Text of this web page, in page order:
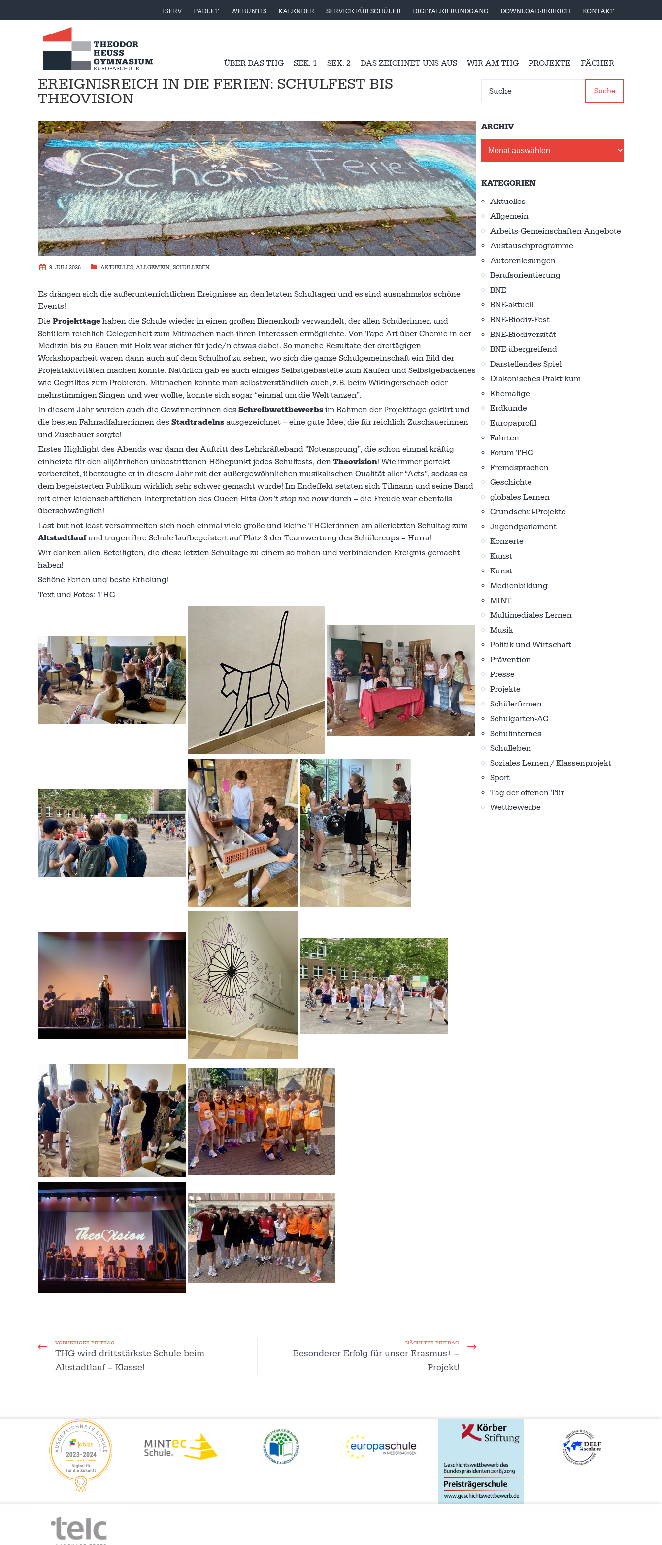
ISERV PADLET WEBUNTIS KALENDER SERVICE FÜR SCHÜLER DIGITALER RUNDGANG DOWNLOAD-BEREICH KONTAKT
ÜBER DAS THG SEK. 1 SEK. 2 DAS ZEICHNET UNS AUS WIR AM THG PROJEKTE FÄCHER
EREIGNISREICH IN DIE FERIEN: SCHULFEST BIS
THEOVISION
9. JULI 2026 AKTUELLES, ALLGEMEIN, SCHULLEBEN
Es drängen sich die außerunterrichtlichen Ereignisse an den letzten Schultagen und es sind ausnahmslos schöne
Events!
Die Projekttage haben die Schule wieder in einen großen Bienenkorb verwandelt, der allen Schülerinnen und
Schülern reichlich Gelegenheit zum Mitmachen nach ihren Interessen ermöglichte. Von Tape Art über Chemie in der
Medizin bis zu Bauen mit Holz war sicher für jede/n etwas dabei. So manche Resultate der dreitägigen
Workshoparbeit waren dann auch auf dem Schulhof zu sehen, wo sich die ganze Schulgemeinschaft ein Bild der
Projektaktivitäten machen konnte. Natürlich gab es auch einiges Selbstgebastelte zum Kaufen und Selbstgebackenes
wie Gegrilltes zum Probieren. Mitmachen konnte man selbstverständlich auch, z.B. beim Wikingerschach oder
mehrstimmigen Singen und wer wollte, konnte sich sogar “einmal um die Welt tanzen”.
In diesem Jahr wurden auch die Gewinner:innen des Schreibwettbewerbs im Rahmen der Projekttage gekürt und
die besten Fahrradfahrer:innen des Stadtradelns ausgezeichnet – eine gute Idee, die für reichlich Zuschauerinnen
und Zuschauer sorgte!
Erstes Highlight des Abends war dann der Auftritt des Lehrkräfteband “Notensprung”, die schon einmal kräftig
einheizte für den alljährlichen unbestrittenen Höhepunkt jedes Schulfests, den Theovision! Wie immer perfekt
vorbereitet, überzeugte er in diesem Jahr mit der außergewöhnlichen musikalischen Qualität aller “Acts”, sodass es
dem begeisterten Publikum wirklich sehr schwer gemacht wurde! Im Endeffekt setzten sich Tilmann und seine Band
mit einer leidenschaftlichen Interpretation des Queen HitsDon’t stop me nowdurch – die Freude war ebenfalls
überschwänglich!
Last but not least versammelten sich noch einmal viele große und kleine THGler:innen am allerletzten Schultag zum
Altstadtlaufund trugen ihre Schule laufbegeistert auf Platz 3 der Teamwertung des Schülercups – Hurra!
Wir danken allen Beteiligten, die diese letzten Schultage zu einem so frohen und verbindenden Ereignis gemacht
haben!
Schöne Ferien und beste Erholung!
Text und Fotos: THG
VORHERIGER BEITRAG
THG wird drittstärkste Schule beim
Altstadtlauf – Klasse!
NÄCHSTER BEITRAG
Besonderer Erfolg für unser Erasmus+ –
Projekt!
Suche
ARCHIV
KATEGORIEN
Aktuelles
Allgemein
Arbeits-Gemeinschaften-Angebote
Austausch­programme
Autorenlesungen
Berufsorientierung
BNE
BNE-aktuell
BNE-Biodiv-Fest
BNE-Biodiversität
BNE-übergreifend
Darstellendes Spiel
Diakonisches Praktikum
Ehemalige
Erdkunde
Europaprofil
Fahrten
Forum THG
Fremdsprachen
Geschichte
globales Lernen
Grundschul-Projekte
Jugendparlament
Konzerte
Kunst
Kunst
Medienbildung
MINT
Multimediales Lernen
Musik
Politik und Wirtschaft
Prävention
Presse
Projekte
Schülerfirmen
Schulgarten-AG
Schulinternes
Schulleben
Soziales Lernen / Klassenprojekt
Sport
Tag der offenen Tür
Wettbewerbe